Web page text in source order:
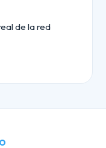
de la red